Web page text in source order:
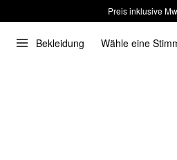
Preis inklusive
Bekleidung Wähle eine